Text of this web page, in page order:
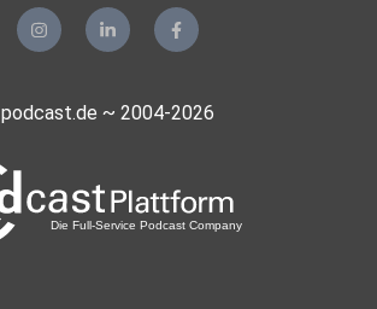
podcast.de ~ 2004-2026